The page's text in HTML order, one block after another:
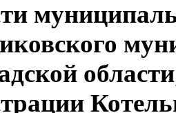
области